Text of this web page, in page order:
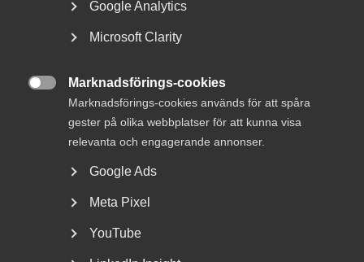
Google Analytics
Microsoft Clarity
Marknadsförings-cookies
Marknadsförings-cookies används för att spåra
gester på olika webbplatser för att kunna visa
relevanta och engagerande annonser.
Google Ads
Meta Pixel
YouTube
Rådgivning och hjälp
Arbetsgivarguiden
hjälper dig att göra rätt
Logga in